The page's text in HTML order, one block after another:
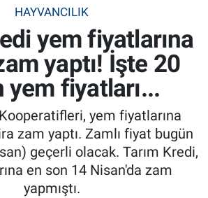
HAYVANCILIK
yem fiyatlarına
yaptı! İşte 20
yem fiyatları...
yem fiyatlarına
zam yaptı. Zamlı fiyat bugün
geçerli olacak. Tarım Kredi,
en son 14 Nisan'da zam
yapmıştı.